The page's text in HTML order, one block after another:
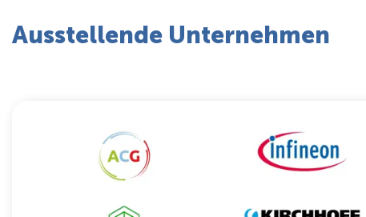
Ausstellende Unternehmen